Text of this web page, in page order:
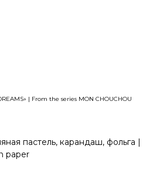
| From the series MON CHOUCHOU
пастель, карандаш, фольга |
paper